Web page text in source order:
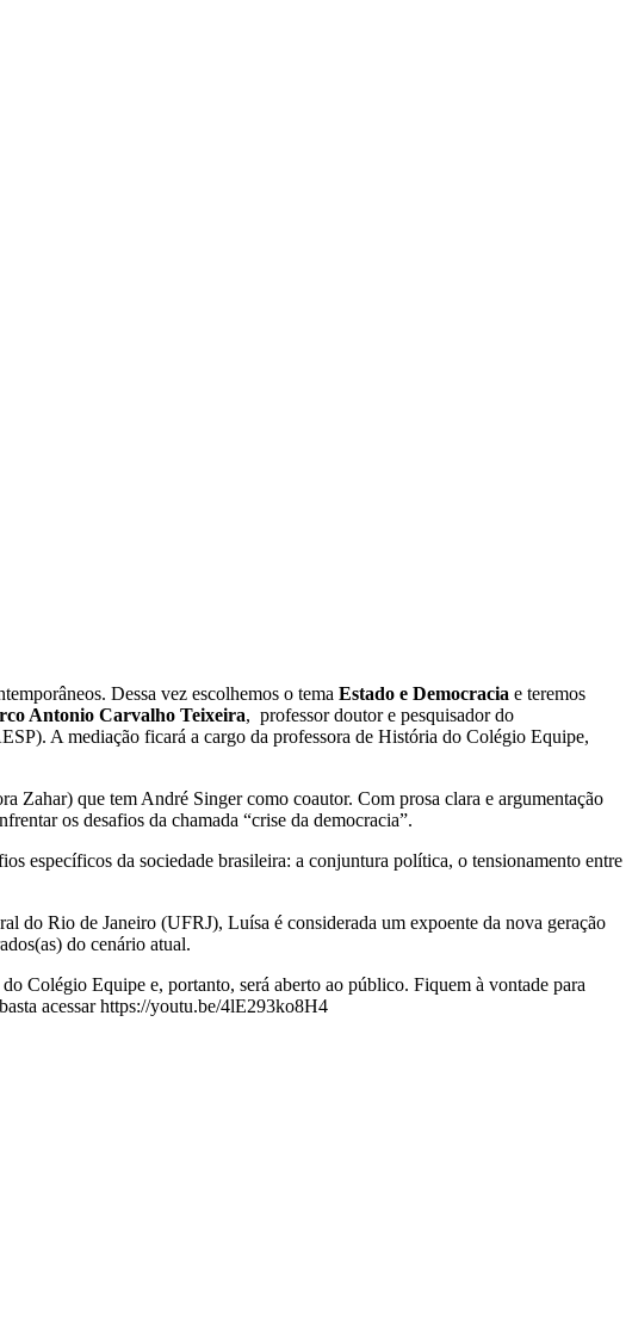
Dessa vez escolhemos o tema Estado e Democracia e teremos
Antonio Carvalho Teixeira, professor doutor e pesquisador do
A mediação ficará a cargo da professora de História do Colégio Equipe,
Zahar) que tem André Singer como coautor. Com prosa clara e argumentação
os desafios da chamada “crise da democracia”.
específicos da sociedade brasileira: a conjuntura política, o tensionamento entre
do Rio de Janeiro (UFRJ), Luísa é considerada um expoente da nova geração
do cenário atual.
Colégio Equipe e, portanto, será aberto ao público. Fiquem à vontade para
acessar https://youtu.be/4lE293ko8H4